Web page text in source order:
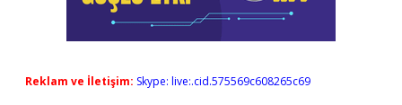
Reklam ve İletişim: Skype: live:.cid.575569c608265c69